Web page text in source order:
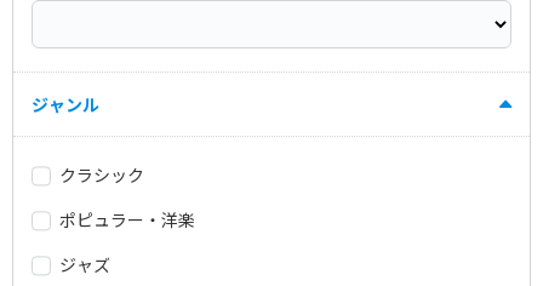
ジャンル
クラシック
ポピュラー・洋楽
ジャズ